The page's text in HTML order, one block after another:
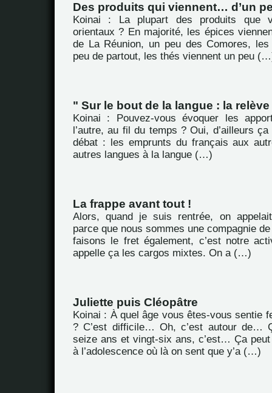
Des produits qui viennent… d’un
Koinai : La plupart des produits que
orientaux ? En majorité, les épices
de La Réunion, un peu des Comores,
peu de partout, les thés viennent un peu
" Sur le bout de la langue : la
Koinai : Pouvez-vous évoquer les
l’autre, au fil du temps ? Oui, d’ailleurs
débat : les emprunts du français aux
autres langues à la langue (…)
La frappe avant tout !
Alors, quand je suis rentrée, on
parce que nous sommes une compagnie
faisons le fret également, c’est notre
appelle ça les cargos mixtes. On a (…)
Juliette puis Cléopâtre
Koinai : À quel âge vous êtes-vous sentie
? C’est difficile… Oh, c’est autour de…
seize ans et vingt-six ans, c’est… Ça
à l’adolescence où là on sent que y’a (…)